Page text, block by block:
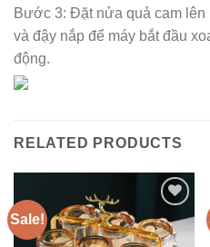
Bước 3: Đặt nửa quả cam lên
và đậy nắp để máy bắt đầu
động.
RELATED PRODUCTS
Sale!
Add to
wishlist